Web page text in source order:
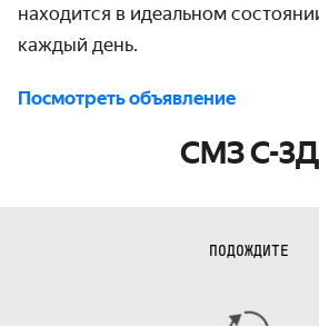
находится в идеальном
каждый день.
Посмотреть объявление
СМЗ С-3Д
ПОДОЖДИТЕ